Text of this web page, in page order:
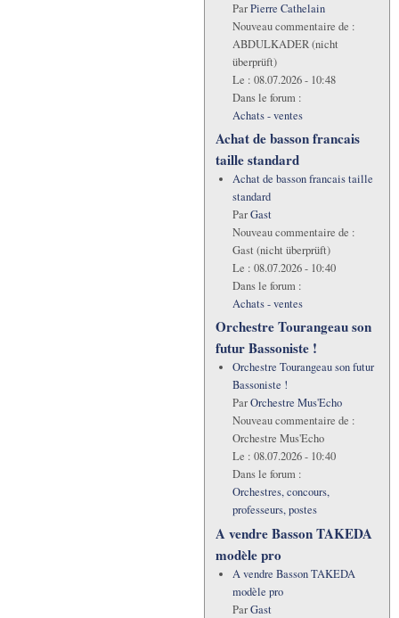
ParPierre Cathelain
Nouveau commentaire de :
ABDULKADER (nicht
überprüft)
Le : 08.07.2026 - 10:48
Dans le forum :
Achats - ventes
Achat de basson francais
taille standard
Achat de basson francais taille
standard
ParGast
Nouveau commentaire de :
Gast (nicht überprüft)
Le : 08.07.2026 - 10:40
Dans le forum :
Achats - ventes
Orchestre Tourangeau son
futur Bassoniste !
Orchestre Tourangeau son futur
Bassoniste !
ParOrchestre Mus'Echo
Nouveau commentaire de :
Orchestre Mus'Echo
Le : 08.07.2026 - 10:40
Dans le forum :
Orchestres, concours,
professeurs, postes
A vendre Basson TAKEDA
modèle pro
A vendre Basson TAKEDA
modèle pro
ParGast